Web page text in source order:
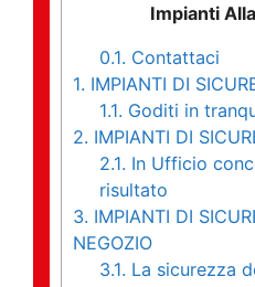
Impianti
0.1. Contattaci
1. IMPIANTI DI
1.1. Goditi in
2. IMPIANTI DI
2.1. In Ufficio
risultato
3. IMPIANTI DI
NEGOZIO
3.1. La sicurezza